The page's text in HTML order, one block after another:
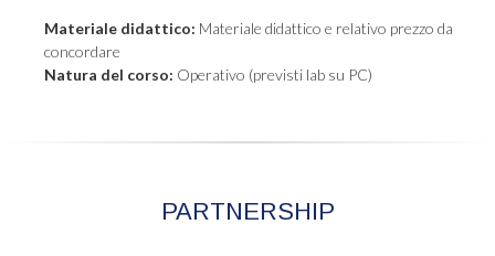
Materiale didattico: Materiale didattico e relativo prezzo da
concordare
Natura del corso: Operativo (previsti lab su PC)
PARTNERSHIP